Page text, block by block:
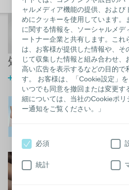
ャルメディア機能の提供、および
めにクッキーを使用しています。
に関する情報を、ソーシャルメデ
ートナー企業と共有します。これ
は、お客様が提供した情報や、そ
じて収集した情報と組み合わせ、
高い広告を表示するなどの目的で
す。 お客様は、「Cookie設定」を
いつでも同意を撤回または変更す
細については、当社のCookieポリ
ー通知をご覧ください。」
必須
統計
採便袋
ルーニ
「真空
処
詳細はこちらから
様々な
ストー